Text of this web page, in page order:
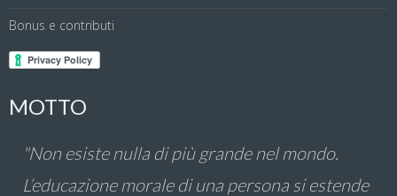
Bonus e contributi
MOTTO
"Non esiste nulla di più grande nel mondo.
L’educazione morale di una persona si estende